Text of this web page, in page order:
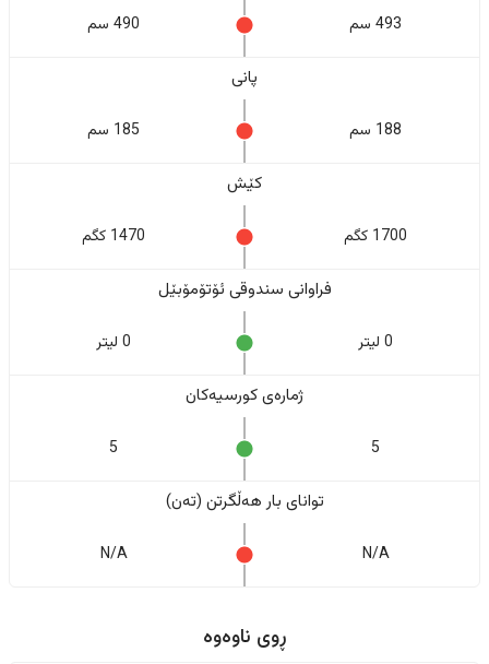
493 سم 490 سم
پانی
188 سم 185 سم
کێش
1700 کگم 1470 کگم
فراوانی سندوقی ئۆتۆمۆبێل
0 لیتر 0 لیتر
ژمارەی کورسیەکان
5
5
تواناى بار هەڵگرتن (تەن)
N/A
N/A
ڕوی ناوەوە